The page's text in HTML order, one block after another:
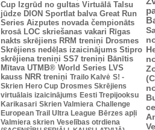
Cup Izgrūd no gultas Virtuālā Talsu
jūdze DION Sportlat balva Great Run
Series Aizputes novada čempionāts
krosā LOC skriešanas vakari Rīgas
nakts skrējiens RRM treniņi Drosmes
Skrējiens nedēļas izaicinājums Stipro
skrējiena treniņi SS7 treniņi Bānītis
Mītava UTMB® World Series LVS
kauss NRR treniņi Trailo Kalvė S! -
Skrien Hero Cup Drosmes Skrējiens
virtuālais izaicinājums Eesti Trepijooksu
Karikasari Skrien Valmiera Challenge
European Trail Ultra League Bērzes apļi
Valmiera skrien Veselības otrdiena